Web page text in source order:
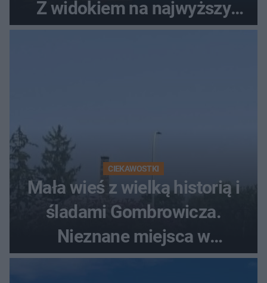
Z widokiem na najwyższy
szczyt Gór Świętokrzyskich
CIEKAWOSTKI
Mała wieś z wielką historią i
śladami Gombrowicza.
Nieznane miejsca w
Świętokrzyskiem